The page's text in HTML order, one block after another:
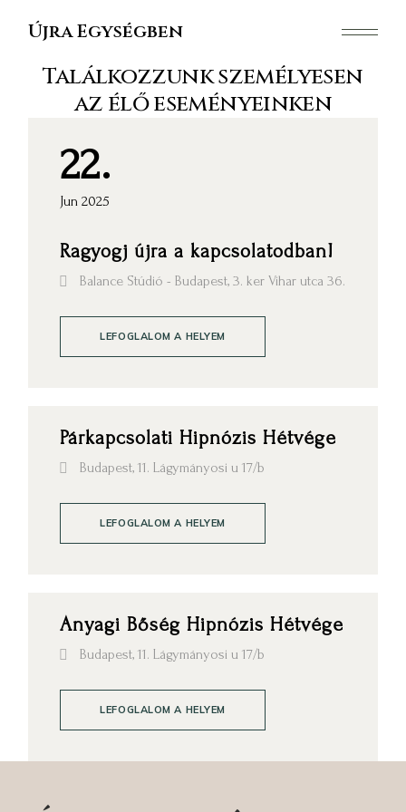
Újra Egységben
Találkozzunk személyesen
az élő eseményeinken
22
Jun 2025
Ragyogj újra a kapcsolatodban!
Balance Stúdió - Budapest, 3. ker Vihar utca 36.
LEFOGLALOM A HELYEM
Párkapcsolati Hipnózis Hétvége
Budapest, 11. Lágymányosi u 17/b
LEFOGLALOM A HELYEM
Anyagi Bőség Hipnózis Hétvége
Budapest, 11. Lágymányosi u 17/b
LEFOGLALOM A HELYEM